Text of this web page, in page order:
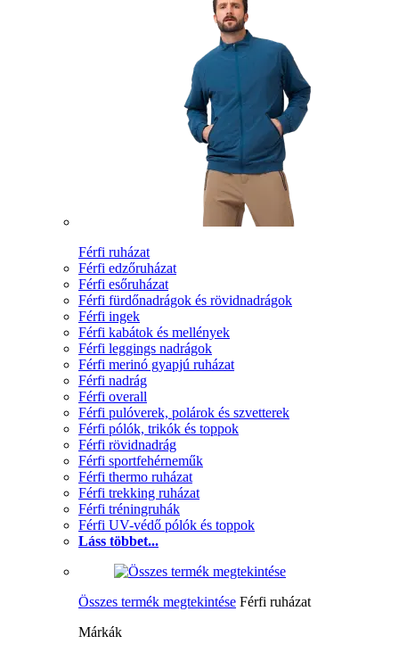
Férfi ruházat
Férfi edzőruházat
Férfi esőruházat
Férfi fürdőnadrágok és rövidnadrágok
Férfi ingek
Férfi kabátok és mellények
Férfi leggings nadrágok
Férfi merinó gyapjú ruházat
Férfi nadrág
Férfi overall
Férfi pulóverek, polárok és szvetterek
Férfi pólók, trikók és toppok
Férfi rövidnadrág
Férfi sportfehérneműk
Férfi thermo ruházat
Férfi trekking ruházat
Férfi tréningruhák
Férfi UV-védő pólók és toppok
Láss többet...
Összes termék megtekintése Férfi ruházat
Márkák